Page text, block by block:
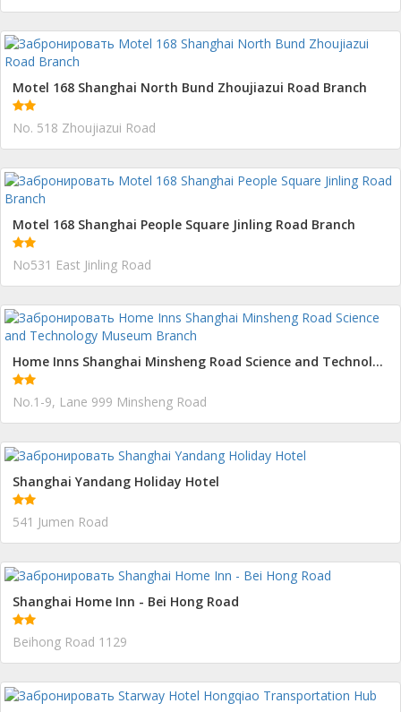
Motel 168 Shanghai North Bund Zhoujiazui Road Branch
No. 518 Zhoujiazui Road
Motel 168 Shanghai People Square Jinling Road Branch
No531 East Jinling Road
Home Inns Shanghai Minsheng Road Science and Technology Museum Branch
No.1-9, Lane 999 Minsheng Road
Shanghai Yandang Holiday Hotel
541 Jumen Road
Shanghai Home Inn - Bei Hong Road
Beihong Road 1129